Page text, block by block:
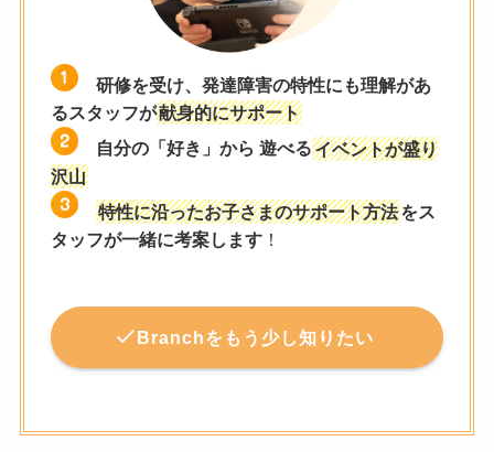
研修を受け、発達障害の特性にも理解があ
るスタッフが献身的にサポート
自分の「好き」から 遊べるイベントが盛り
沢山
特性に沿ったお子さまのサポート方法をス
タッフが一緒に考案します ！
Branchをもう少し知りたい